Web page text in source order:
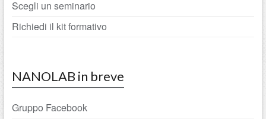
Scegli un seminario
Richiedi il kit formativo
NANOLAB in breve
Gruppo Facebook